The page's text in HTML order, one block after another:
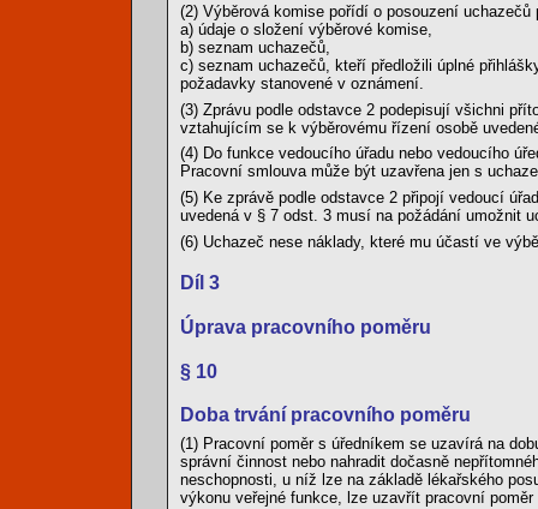
(2) Výběrová komise pořídí o posouzení
a) údaje o složení výběrové komise,
b) seznam uchazečů,
c) seznam uchazečů, kteří předložili úplné
požadavky stanovené v oznámení.
(3) Zprávu podle odstavce 2 podepisují všichni
vztahujícím se k výběrovému řízení osobě
(4) Do funkce vedoucího úřadu nebo vedoucího
Pracovní smlouva může být uzavřena jen s
(5) Ke zprávě podle odstavce 2 připojí vedoucí
uvedená v § 7 odst. 3 musí na požádání umožnit
(6) Uchazeč nese náklady, které mu účastí ve
Díl 3
Úprava pracovního poměru
§ 10
Doba trvání pracovního poměru
(1) Pracovní poměr s úředníkem se uzavírá na
správní činnost nebo nahradit dočasně
neschopnosti, u níž lze na základě lékařského
výkonu veřejné funkce, lze uzavřít pracovní poměr